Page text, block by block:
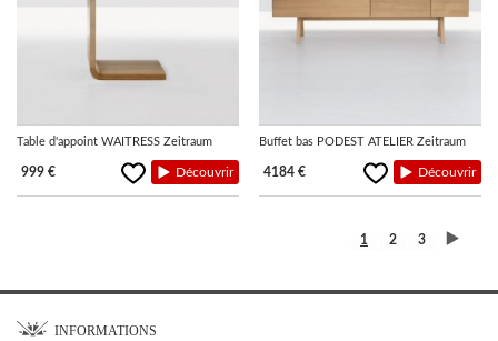
Table d'appoint WAITRESS Zeitraum
999 € Découvrir
Buffet bas PODEST ATELIER Zeitraum
4184 € Découvrir
1 2 3
INFORMATIONS